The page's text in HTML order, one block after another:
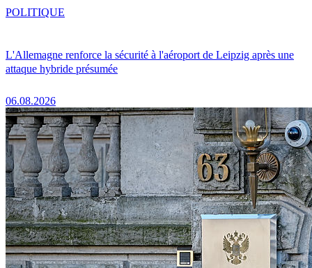
L'Allemagne renforce la sécurité à l'aéroport de Leipzig après une
attaque hybride présumée
06.08.2026
POLITIQUE